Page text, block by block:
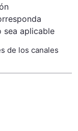
sea aplicable
de los canales